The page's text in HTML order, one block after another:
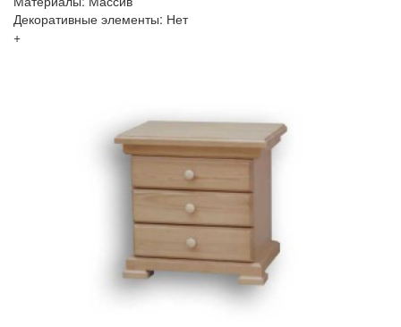
Декоративные элементы: Нет
+